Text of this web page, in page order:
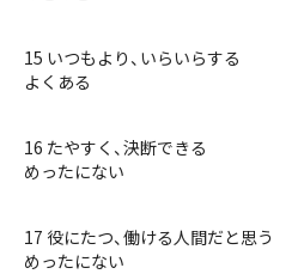
15 いつもより、いらいらする
よくある
16 たやすく、決断できる
めったにない
17 役にたつ、働ける人間だと思う
めったにない